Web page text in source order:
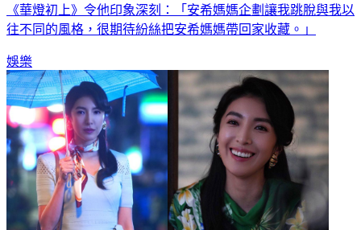
《華燈初上》令他印象深刻：「安希媽媽企劃讓我跳脫與我以
往不同的風格，很期待紛絲把安希媽媽帶回家收藏。」
娛樂